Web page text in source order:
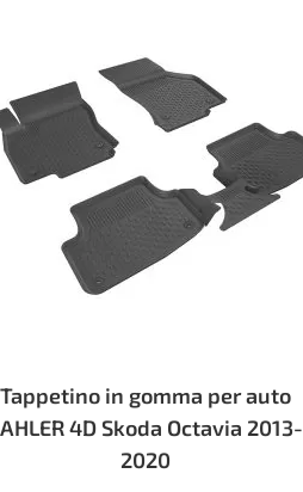
Tappetino in gomma per auto
4D Skoda Octavia 2013-
2020